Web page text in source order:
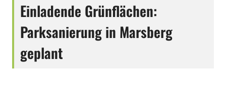
Einladende Grünflächen:
Parksanierung in Marsberg
geplant